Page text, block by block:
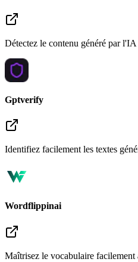
Détectez le contenu généré par
Gptverify
Identifiez facilement les textes
Wordflippinai
Maîtrisez le vocabulaire facilement